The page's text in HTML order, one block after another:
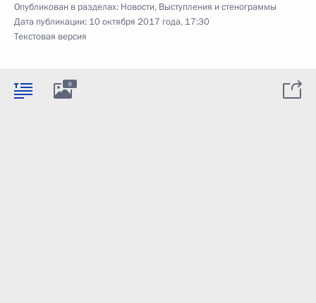
Опубликован в разделах: Новости, Выступления и стенограммы
Дата публикации: 10 октября 2017 года, 17:30
Текстовая версия
6